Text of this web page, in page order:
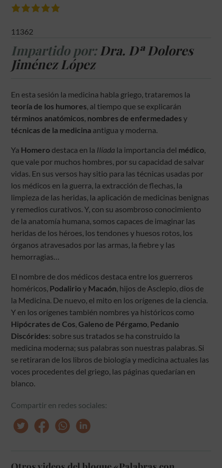
11362
Impartido por: Dra. Dª Dolores
Jiménez López
En esta sesión la medicina habla griego, trataremos la
teoría de los humores , al tiempo que se explicarán
términos anatómicos nombres de enfermedadesy
técnicas de la medicina antigua y moderna.
Ya Homero destaca en la Ilíada la importancia del médico
que vale por muchos hombres, por su capacidad de salvar
vidas. En sus versos hay sitio para las técnicas usadas por
los médicos en la guerra, la extracción de flechas, la
limpieza de las heridas, la aplicación de medicinas benignas
y remedios curativos. Y, con su asombroso conocimiento
de la anatomía humana, somos capaces de imaginar las
heridas de los héroes, los tendones y huesos rotos, los
órganos atravesados por las armas, la fiebre y las
hemorragias…
El nombre de dos médicos destaca entre los guerreros
homéricos, Podalirioy Macaón , hijos de Asclepio, dios de
la Medicina. De nuevo, el mito en los orígenes de la ciencia.
Y en los orígenes también nombres ya históricos como
Hipócrates de Cos ,Galeno de Pérgamo Pedanio
Discórides: sobre sus tratados se ha construido la
medicina moderna; sus palabras son nuestras palabras. Si
se retiraran de los libros de biología y medicina actuales las
voces procedentes del griego, las páginas quedarían en
blanco.
Compartir en redes sociales: